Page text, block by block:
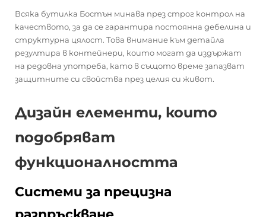
Всяка бутилка Бостън минава през строг контрол на
качеството, за да се гарантира постоянна дебелина и
структурна цялост. Това внимание към детайла
резултира в контейнери, които могат да издържат
на редовна употреба, като в същото време запазват
защитните си свойства през целия си живот.
Дизайн елементи, които
подобряват
функционалността
Системи за прецизна